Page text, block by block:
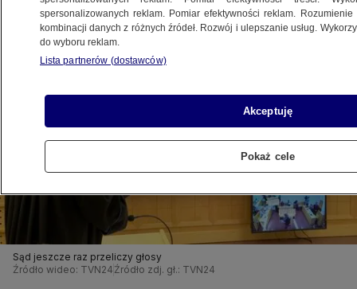
Udostępnij
Sąd jeszcze raz przeliczy głosy
Źródło wideo: TVN24 Źródło zdj. gł.: TVN24
spersonalizowanych reklam. Pomiar efektywności reklam.
kombinacji danych z różnych źródeł. Rozwój i ulepszanie usług.
do wyboru reklam.
Lista partnerów (dostawców)
Akceptuję
Pokaż cele